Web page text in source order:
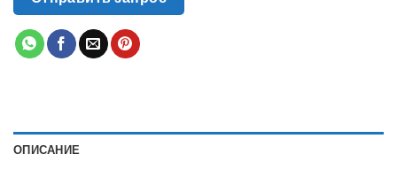
ОПИСАНИЕ